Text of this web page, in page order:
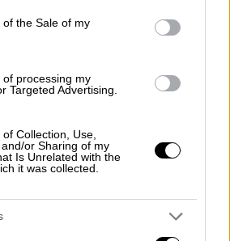
the Sale of my
processing my
Targeted Advertising.
Collection, Use,
or Sharing of my
Is Unrelated with the
it was collected.
14:54
οι επιθέσεις σε
Λας Βέγκας; Τα έξι